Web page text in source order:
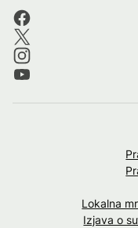
Lokalna
Izjava o